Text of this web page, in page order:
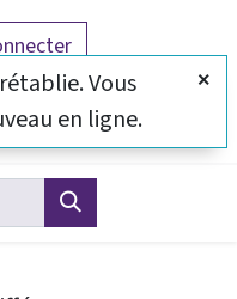
de nous
Vous
en ligne.